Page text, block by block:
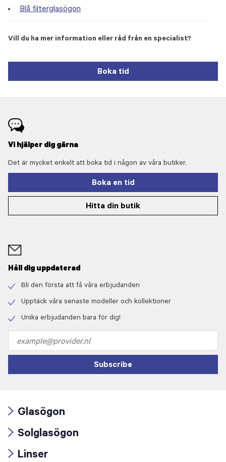
Blå filterglasögon
Vill du ha mer information eller råd från en specialist?
Boka tid
Vi hjälper dig gärna
Det är mycket enkelt att boka tid i någon av våra butiker.
Boka en tid
Hitta din butik
Håll dig uppdaterad
icon
Bli den första att få våra erbjudanden
icon
Upptäck våra senaste modeller och kollektioner
Unika erbjudanden bara för dig!
address
Subscribe
icon
Glasögon
icon
Solglasögon
Linser